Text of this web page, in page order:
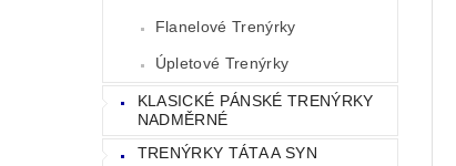
Flanelové Trenýrky
Úpletové Trenýrky
KLASICKÉ PÁNSKÉ TRENÝRKY
NADMĚRNÉ
TRENÝRKY TÁTA A SYN